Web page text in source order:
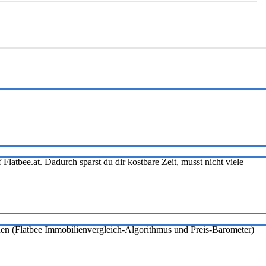
Dadurch sparst du dir kostbare Zeit, musst nicht viele
(Flatbee Immobilienvergleich-Algorithmus und Preis-Barometer)